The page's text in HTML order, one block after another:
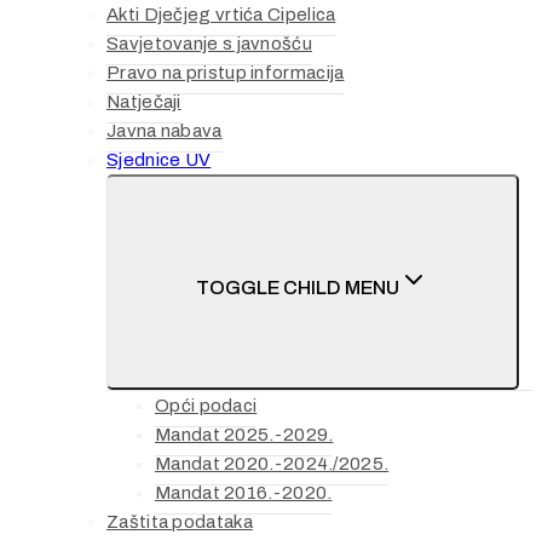
Akti Dječjeg vrtića Cipelica
Savjetovanje s javnošću
Pravo na pristup informacija
Natječaji
Javna nabava
Sjednice UV
TOGGLE CHILD MENU
Opći podaci
Mandat 2025.-2029.
Mandat 2020.-2024./2025.
Mandat 2016.-2020.
Zaštita podataka